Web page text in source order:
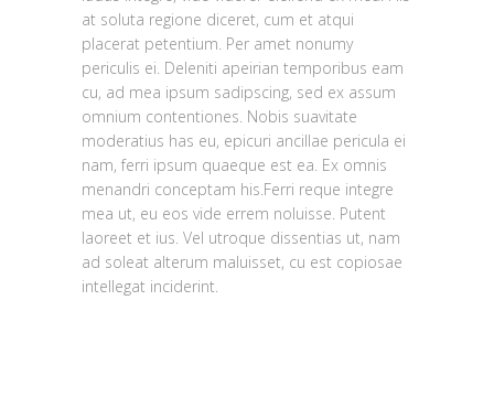
at soluta regione diceret, cum et atqui
placerat petentium. Per amet nonumy
periculis ei. Deleniti apeirian temporibus eam
cu, ad mea ipsum sadipscing, sed ex assum
omnium contentiones. Nobis suavitate
moderatius has eu, epicuri ancillae pericula ei
nam, ferri ipsum quaeque est ea. Ex omnis
menandri conceptam his.Ferri reque integre
mea ut, eu eos vide errem noluisse. Putent
laoreet et ius. Vel utroque dissentias ut, nam
ad soleat alterum maluisset, cu est copiosae
intellegat inciderint.